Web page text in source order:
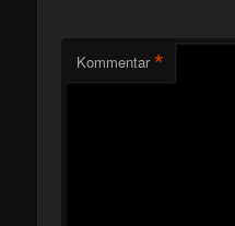
Kommentar *